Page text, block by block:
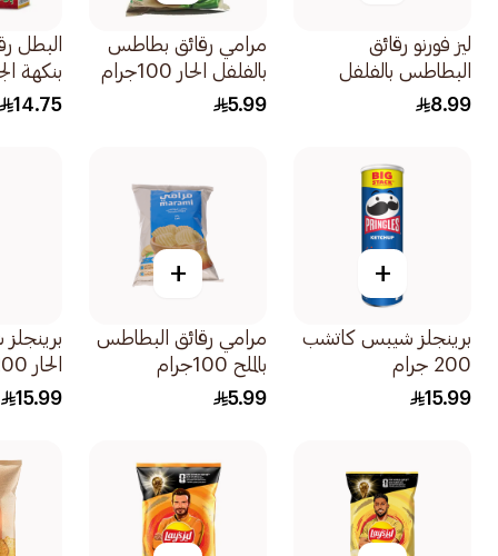
ليز فورنو رقائق
البطاطس بالفلفل
الأسود 160جرام
8.99
مرامي رقائق بطاطس
بالفلفل الحار 100جرام
5.99
البطل
23جرام
14.75
+
برينجلز شيبس كاتشب
200 جرام
15.99
+
مرامي رقائق البطاطس
بالملح 100جرام
5.99
الحار 200 جرام
15.99